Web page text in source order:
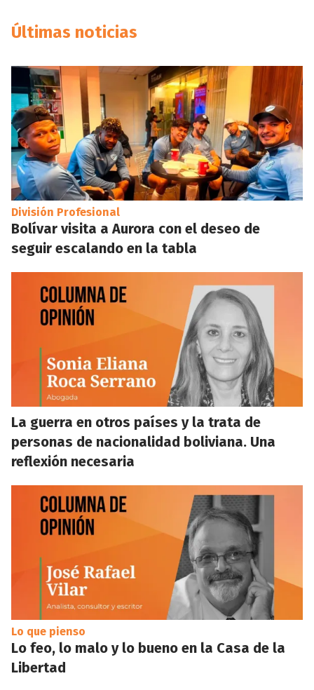
Últimas noticias
División Profesional
Bolívar visita a Aurora con el deseo de
seguir escalando en la tabla
La guerra en otros países y la trata de
personas de nacionalidad boliviana. Una
reflexión necesaria
Lo que pienso
Lo feo, lo malo y lo bueno en la Casa de la
Libertad